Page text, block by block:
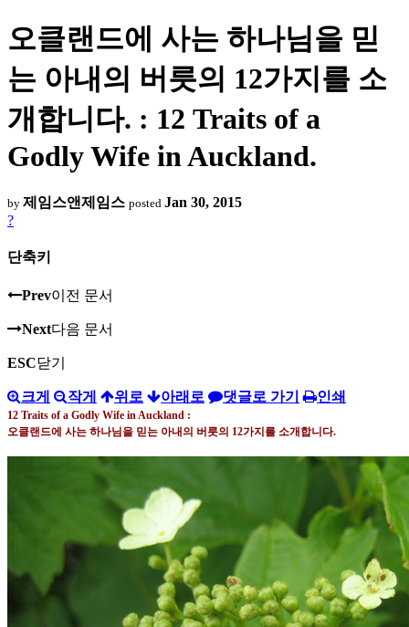
오클랜드에 사는 하나님을 믿
는 아내의 버릇의 12가지를 소
개합니다. : 12 Traits of a
Godly Wife in Auckland.
by 제임스앤제임스 posted Jan 30, 2015
?
단축키
Prev이전 문서
Next다음 문서
ESC닫기
크게 작게 위로 아래로 댓글로 가기 인쇄
12 Traits of a Godly Wife in Auckland :
오클랜드에 사는 하나님을 믿는 아내의 버릇의 12가지를 소개합니다.